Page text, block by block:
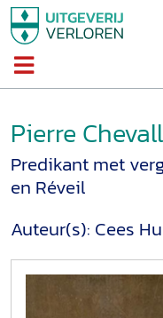
Pierre
Predikant met
en Réveil
Auteur(s): Cees